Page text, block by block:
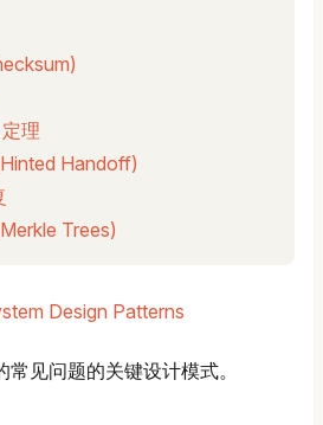
理
Handoff)
Trees)
Design Patterns
见问题的关键设计模式。